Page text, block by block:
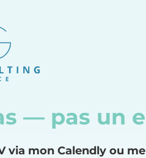
— pas un
via mon Calendly ou